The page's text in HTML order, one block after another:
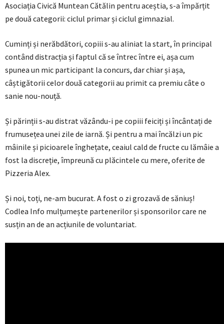
Asociația Civică Muntean Cătălin pentru aceștia, s-a împărțit
pe două categorii: ciclul primar și ciclul gimnazial.
Cuminți și nerăbdători, copiii s-au aliniat la start, în principal
contând distracția și faptul că se întrec între ei, așa cum
spunea un mic participant la concurs, dar chiar și așa,
câștigătorii celor două categorii au primit ca premiu câte o
sanie nou-nouță.
Și părinții s-au distrat văzându-i pe copiii feiciți și încântați de
frumusețea unei zile de iarnă. Și pentru a mai încălzi un pic
mâinile și picioarele înghețate, ceaiul cald de fructe cu lămâie a
fost la discreție, împreună cu plăcintele cu mere, oferite de
Pizzeria Alex.
Și noi, toți, ne-am bucurat. A fost o zi grozavă de săniuș!
Codlea Info mulțumește partenerilor și sponsorilor care ne
susțin an de an acțiunile de voluntariat.